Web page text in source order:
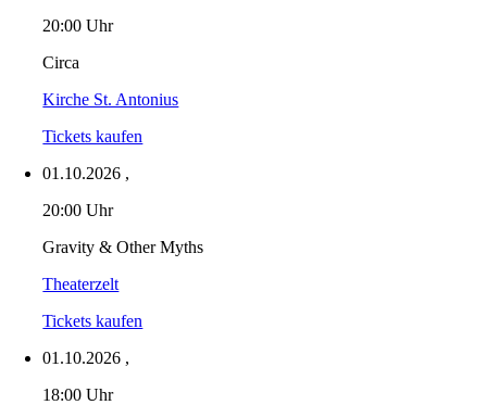
20:00 Uhr
Circa
Kirche St. Antonius
Tickets kaufen
01.10.2026 ,
20:00 Uhr
Gravity & Other Myths
Theaterzelt
Tickets kaufen
01.10.2026 ,
18:00 Uhr